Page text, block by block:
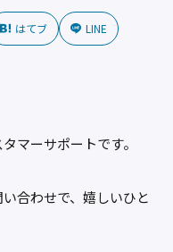
はてブ LINE
マーサポートです。
合わせで、嬉しいひと